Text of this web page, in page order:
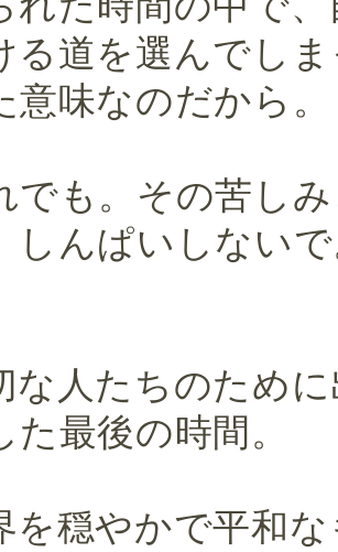
る道を選んでし
意味なのだから。
でも。その苦し
しんぱいしない
な人たちのため
た最後の時間。
を穏やかで平和